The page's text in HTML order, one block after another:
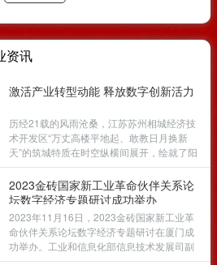
资讯
激活产业转型动能 释放数字创新活力
历经21载的风雨沧桑，江苏苏州相城经济技
术开发区“万丈高楼平地起、敢教日月换新
天”的筑城特质在时空纵横间展开，绘就了阳
澄水乡现代气象的锦绣山河景。
2023金砖国家新工业革命伙伴关系论
坛数字经济专题研讨成功举办
2023年11月16日，2023金砖国家新工业革
命伙伴关系论坛数字经济专题研讨在厦门成
功举办。工业和信息化部信息技术发展司副
司长江明涛，工业和信息化部国际经济技术